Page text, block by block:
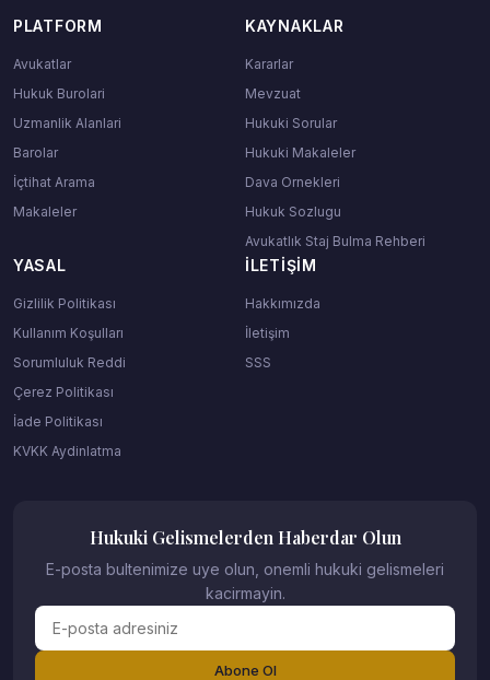
PLATFORM
Avukatlar
Hukuk Burolari
Uzmanlik Alanlari
Barolar
İçtihat Arama
Makaleler
KAYNAKLAR
Kararlar
Mevzuat
Hukuki Sorular
Hukuki Makaleler
Dava Ornekleri
Hukuk Sozlugu
Avukatlık Staj Bulma Rehberi
YASAL
Gizlilik Politikası
Kullanım Koşulları
Sorumluluk Reddi
Çerez Politikası
İade Politikası
KVKK Aydinlatma
İLETIŞIM
Hakkımızda
İletişim
SSS
Hukuki Gelismelerden Haberdar Olun
E-posta bultenimize uye olun, onemli hukuki gelismeleri
kacirmayin.
Abone Ol